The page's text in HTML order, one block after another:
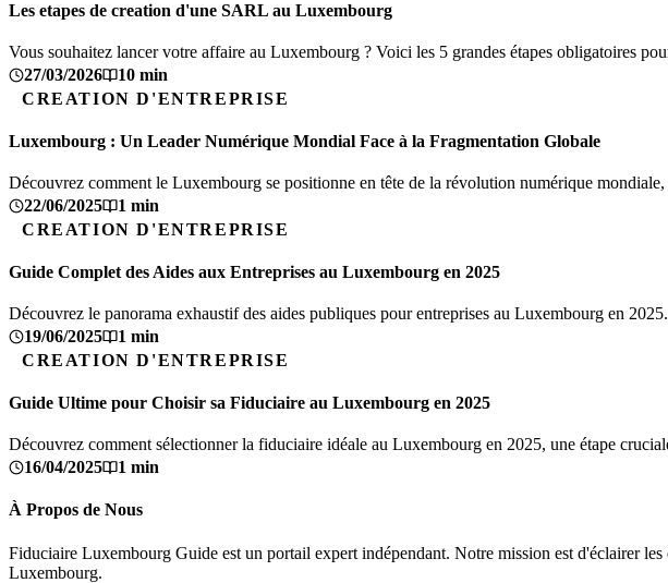
Les etapes de creation d'une SARL au Luxembourg
Vous souhaitez lancer votre affaire au Luxembourg ? Voici les 5 grandes étapes obligatoires
27/03/2026
10 min
CREATION D'ENTREPRISE
Luxembourg : Un Leader Numérique Mondial Face à la Fragmentation Globale
Découvrez comment le Luxembourg se positionne en tête de la révolution numérique
22/06/2025
1 min
CREATION D'ENTREPRISE
Guide Complet des Aides aux Entreprises au Luxembourg en 2025
Découvrez le panorama exhaustif des aides publiques pour entreprises au Luxembourg en
19/06/2025
1 min
CREATION D'ENTREPRISE
Guide Ultime pour Choisir sa Fiduciaire au Luxembourg en 2025
Découvrez comment sélectionner la fiduciaire idéale au Luxembourg en 2025, une étape
16/04/2025
1 min
À Propos de Nous
Fiduciaire Luxembourg Guide est un portail expert indépendant. Notre mission est d'éclairer
Luxembourg.